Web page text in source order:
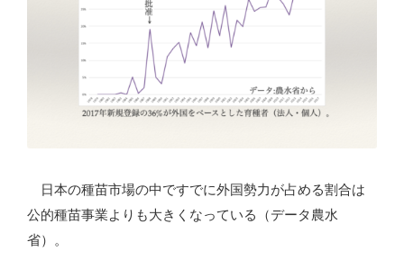
日本の種苗市場の中ですでに外国勢力が占める割合は
公的種苗事業よりも大きくなっている（データ農水
省）。